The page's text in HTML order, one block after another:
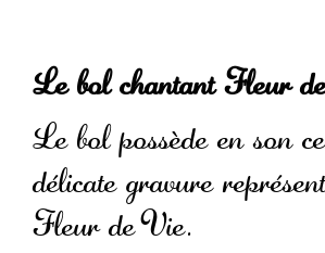
Le bol chantant Fleur
Le bol possède en son
délicate gravure
Fleur de Vie.